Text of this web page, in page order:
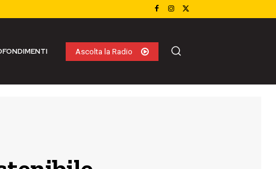
Ascolta la Radio